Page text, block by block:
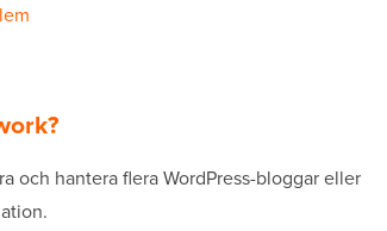
och hantera flera WordPress-bloggar eller